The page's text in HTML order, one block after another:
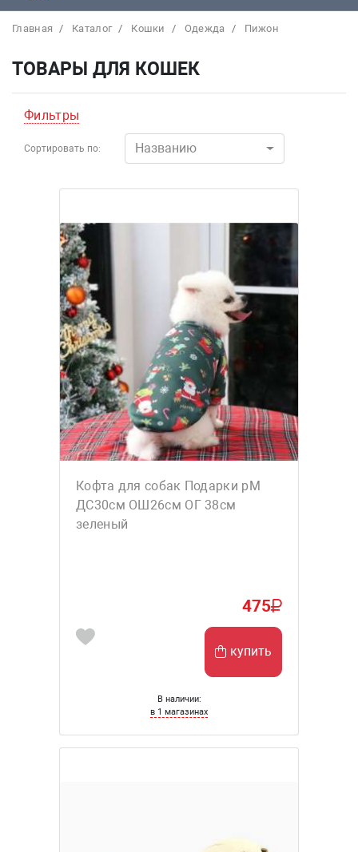
Главная Каталог Кошки Одежда Пижон
ТОВАРЫ ДЛЯ КОШЕК
Фильтры
Сортировать по: Названию
Кофта для собак Подарки рМ
ДС30см ОШ26см ОГ 38см
зеленый
475
купить
В наличии:
в 1 магазинах